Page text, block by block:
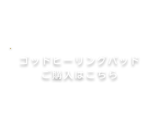
​​ゴッドヒーリングパッド
ご購入はこちら